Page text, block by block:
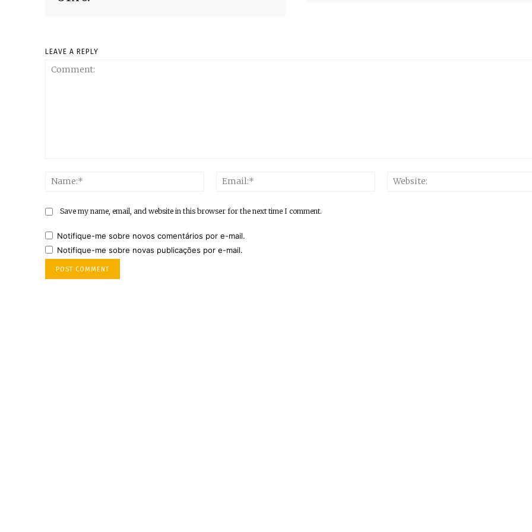
LEAVE A REPLY
Name:*
Email:*
Save my name, email, and website in this browser for the next time I comment.
Notifique-me sobre novos comentários por e-mail.
Notifique-me sobre novas publicações por e-mail.